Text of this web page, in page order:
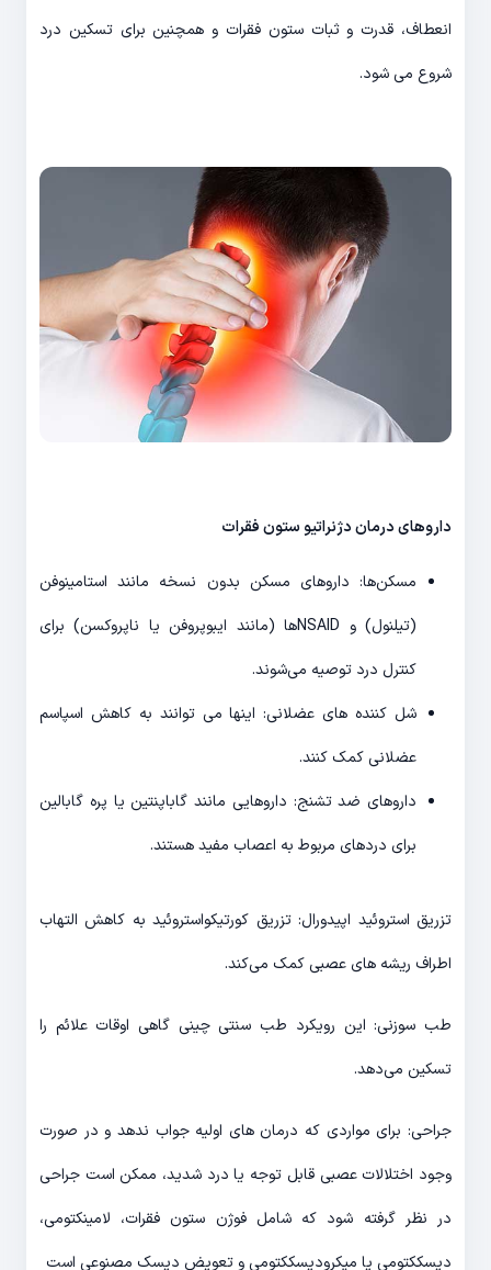
انعطاف، قدرت و ثبات ستون فقرات و همچنین برای تسکین درد
شروع می شود.
داروهای درمان دژنراتیو ستون فقرات
مسکن‌ها: داروهای مسکن بدون نسخه مانند استامینوفن
(تیلنول) و NSAIDها (مانند ایبوپروفن یا ناپروکسن) برای
کنترل درد توصیه می‌شوند.
شل کننده های عضلانی: اینها می توانند به کاهش اسپاسم
عضلانی کمک کنند.
داروهای ضد تشنج: داروهایی مانند گاباپنتین یا پره گابالین
برای دردهای مربوط به اعصاب مفید هستند.
تزریق استروئید اپیدورال: تزریق کورتیکواستروئید به کاهش التهاب
اطراف ریشه های عصبی کمک می‌کند.
طب سوزنی: این رویکرد طب سنتی چینی گاهی اوقات علائم را
تسکین می‌دهد.
جراحی: برای مواردی که درمان های اولیه جواب ندهد و در صورت
وجود اختلالات عصبی قابل توجه یا درد شدید، ممکن است جراحی
در نظر گرفته شود که شامل فوژن ستون فقرات، لامینکتومی،
دیسککتومی یا میکرودیسککتومی و تعویض دیسک مصنوعی است